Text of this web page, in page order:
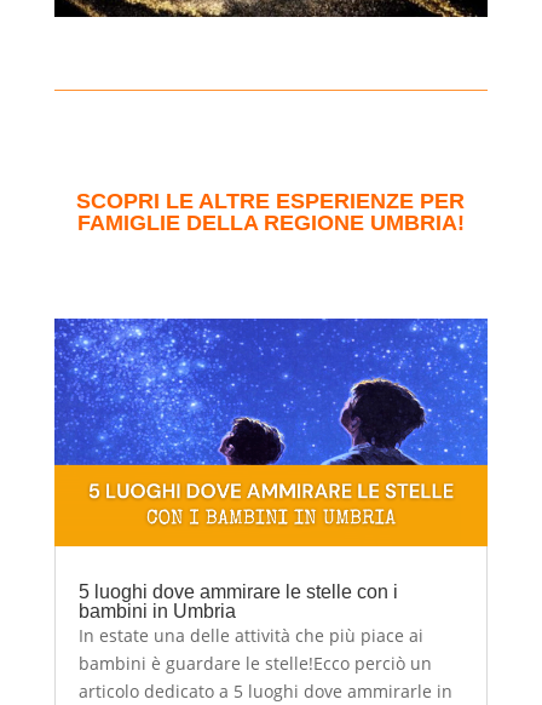
SCOPRI LE ALTRE ESPERIENZE PER
FAMIGLIE DELLA REGIONE UMBRIA!
5 luoghi dove ammirare le stelle con i
bambini in Umbria
In estate una delle attività che più piace ai
bambini è guardare le stelle!Ecco perciò un
articolo dedicato a 5 luoghi dove ammirarle in